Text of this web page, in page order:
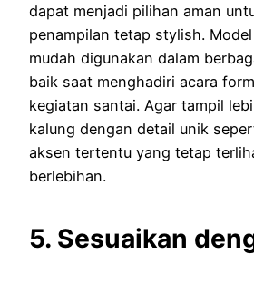
dapat menjadi pilihan aman
penampilan tetap stylish.
mudah digunakan dalam
baik saat menghadiri acara
kegiatan santai. Agar tampil
kalung dengan detail unik
aksen tertentu yang tetap
berlebihan.
5. Sesuaikan